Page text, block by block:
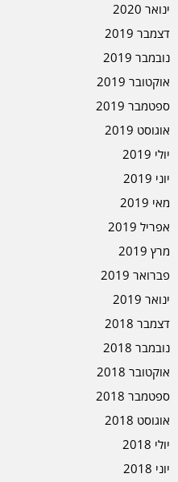
ינואר 2020
דצמבר 2019
נובמבר 2019
אוקטובר 2019
ספטמבר 2019
אוגוסט 2019
יולי 2019
יוני 2019
מאי 2019
אפריל 2019
מרץ 2019
פברואר 2019
ינואר 2019
דצמבר 2018
נובמבר 2018
אוקטובר 2018
ספטמבר 2018
אוגוסט 2018
יולי 2018
יוני 2018